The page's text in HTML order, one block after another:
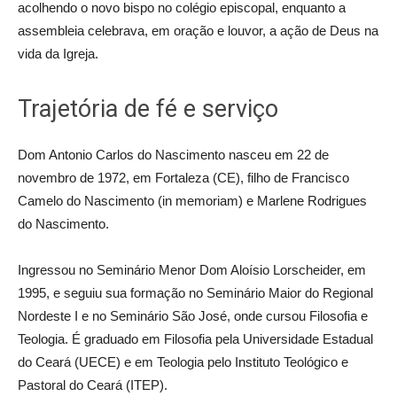
acolhendo o novo bispo no colégio episcopal, enquanto a
assembleia celebrava, em oração e louvor, a ação de Deus na
vida da Igreja.
Trajetória de fé e serviço
Dom Antonio Carlos do Nascimento nasceu em 22 de
novembro de 1972, em Fortaleza (CE), filho de Francisco
Camelo do Nascimento (in memoriam) e Marlene Rodrigues
do Nascimento.
Ingressou no Seminário Menor Dom Aloísio Lorscheider, em
1995, e seguiu sua formação no Seminário Maior do Regional
Nordeste I e no Seminário São José, onde cursou Filosofia e
Teologia. É graduado em Filosofia pela Universidade Estadual
do Ceará (UECE) e em Teologia pelo Instituto Teológico e
Pastoral do Ceará (ITEP).